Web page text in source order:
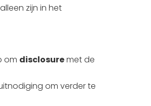
zijn in het
om disclosuremet de
om verder te